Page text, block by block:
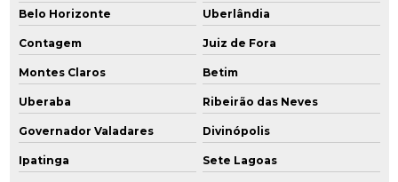
Perfuração e instalação de poços de monitoramento
Perfuração de poço de monitoramento
Plano de amostragem de água
Plano de desativação ambiental
Belo Horizonte
Uberlândia
Contagem Juiz de Fora
Montes Claros Betim
Uberaba Ribeirão das Neves
Governador Valadares Divinópolis
Ipatinga Sete Lagoas